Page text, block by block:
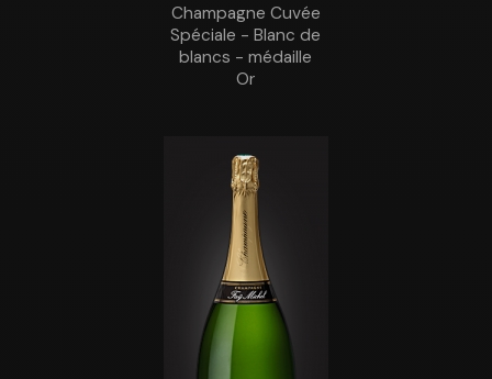
Champagne Cuvée
Spéciale - Blanc de
blancs - médaille
Or